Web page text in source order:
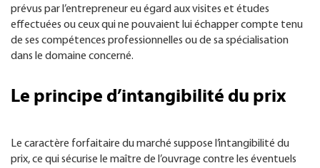
prévus par l’entrepreneur eu égard aux visites et études
effectuées ou ceux qui ne pouvaient lui échapper compte tenu
de ses compétences professionnelles ou de sa spécialisation
dans le domaine concerné.
Le principe d’intangibilité du prix
Le caractère forfaitaire du marché suppose l’intangibilité du
prix, ce qui sécurise le maître de l’ouvrage contre les éventuels